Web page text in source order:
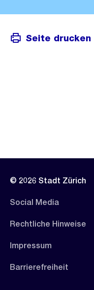
Seite drucken
© 2026 Stadt Zürich
Social Media
Rechtliche Hinweise
Impressum
Barrierefreiheit